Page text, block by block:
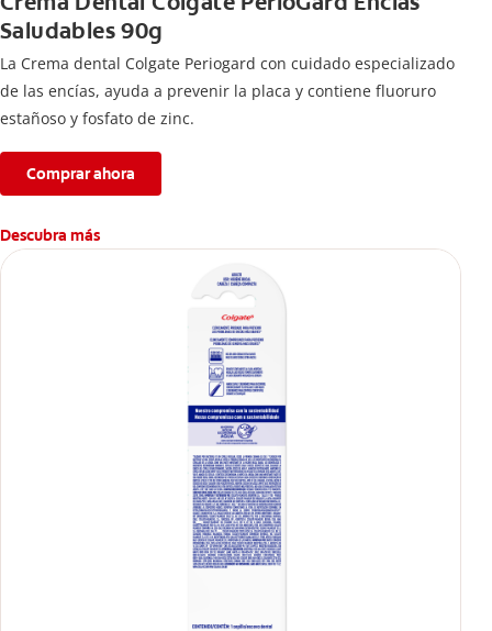
Saludables 90g
La Crema dental Colgate Periogard con cuidado especializado
de las encías, ayuda a prevenir la placa y contiene fluoruro
estañoso y fosfato de zinc.
Comprar ahora
Descubra más